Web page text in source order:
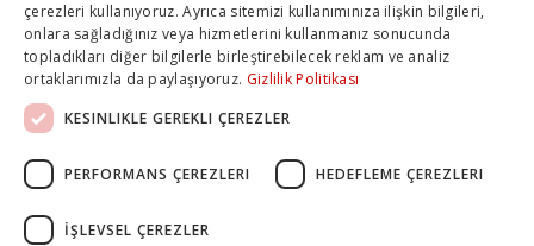
çerezleri kullanıyoruz. Ayrıca sitemizi kullanımınıza ilişkin bilgileri,
onlara sağladığınız veya hizmetlerini kullanmanız sonucunda
topladıkları diğer bilgilerle birleştirebilecek reklam ve analiz
ortaklarımızla da paylaşıyoruz. Gizlilik Politikası
KESINLIKLE GEREKLI ÇEREZLER
PERFORMANS ÇEREZLERI HEDEFLEME ÇEREZLERI
İŞLEVSEL ÇEREZLER